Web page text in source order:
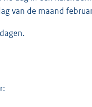
van de maand